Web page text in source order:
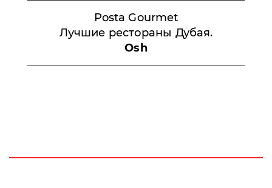
Posta Gourmet
Лучшие рестораны Дубая.
Osh